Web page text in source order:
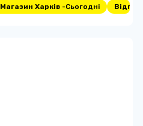
Магазин Харків -Сьогодні